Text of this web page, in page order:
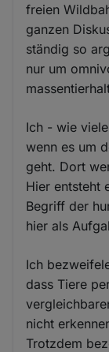
freien
ganzen
ständig so
nur um
Ich - wie
wenn es um
geht. Dort
Hier entsteht
Begriff der
hier als
Ich
dass Tiere
nicht
Trotzdem